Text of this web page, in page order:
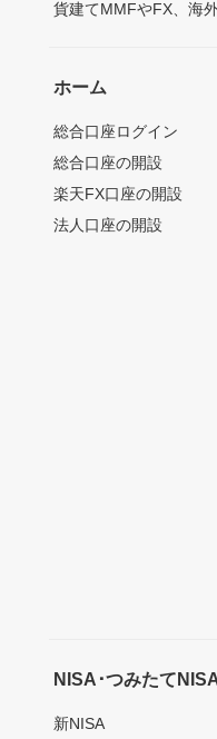
貨建てMMFやFX、海
ホーム
総合口座ログイン
総合口座の開設
楽天FX口座の開設
法人口座の開設
NISA･つみたて
新NISA